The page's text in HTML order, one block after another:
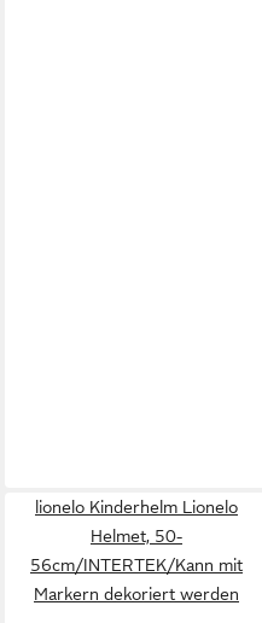
lionelo Kinderhelm Lionelo
Helmet, 50-
56cm/INTERTEK/Kann mit
Markern dekoriert werden